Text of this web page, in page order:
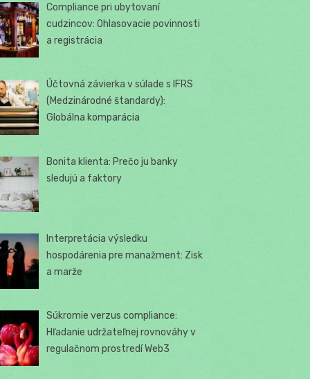
Compliance pri ubytovaní
cudzincov: Ohlasovacie povinnosti
a registrácia
Účtovná závierka v súlade s IFRS
(Medzinárodné štandardy):
Globálna komparácia
Bonita klienta: Prečo ju banky
sledujú a faktory
Interpretácia výsledku
hospodárenia pre manažment: Zisk
a marže
Súkromie verzus compliance:
Hľadanie udržateľnej rovnováhy v
regulačnom prostredí Web3